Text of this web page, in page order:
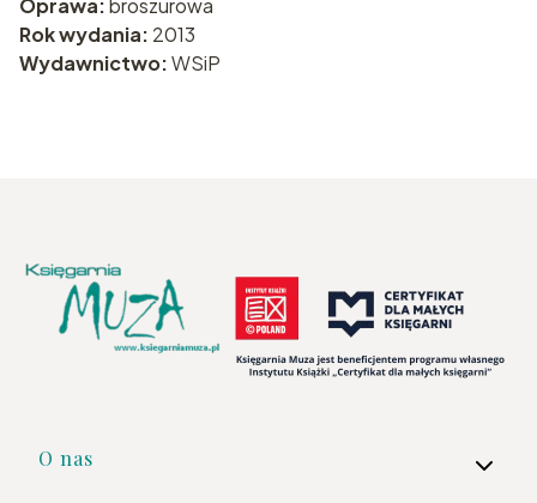
Oprawa:broszurowa
Rok wydania: 2013
Wydawnictwo:WSiP
Linki w stopce
O nas